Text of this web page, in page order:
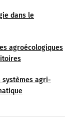
dans le
agroécologiques
systèmes agri-